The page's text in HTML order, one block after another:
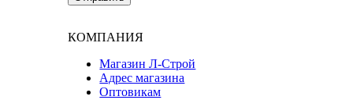
КОМПАНИЯ
Магазин Л-Строй
Адрес магазина
Оптовикам